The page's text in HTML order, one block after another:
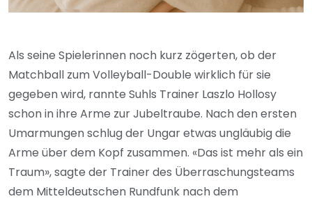
Als seine Spielerinnen noch kurz zögerten, ob der
Matchball zum Volleyball-Double wirklich für sie
gegeben wird, rannte Suhls Trainer Laszlo Hollosy
schon in ihre Arme zur Jubeltraube. Nach den ersten
Umarmungen schlug der Ungar etwas ungläubig die
Arme über dem Kopf zusammen. «Das ist mehr als ein
Traum», sagte der Trainer des Überraschungsteams
dem Mitteldeutschen Rundfunk nach dem